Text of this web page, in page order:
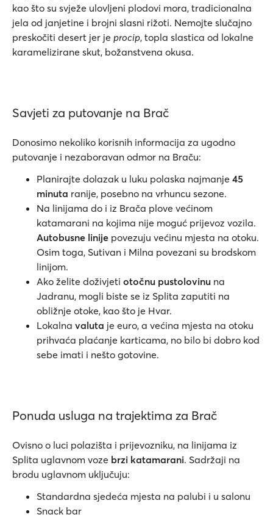
kao što su svježe ulovljeni plodovi mora, tradicionalna
jela od janjetine i brojni slasni rižoti. Nemojte slučajno
preskočiti desert jer je procip, topla slastica od lokalne
karamelizirane skut, božanstvena okusa.
Savjeti za putovanje na Brač
Donosimo nekoliko korisnih informacija za ugodno
putovanje i nezaboravan odmor na Braču:
Planirajte dolazak u luku polaska najmanje 45
minuta ranije, posebno na vrhuncu sezone.
Na linijama do i iz Brača plove većinom
katamarani na kojima nije moguć prijevoz vozila.
Autobusne linije povezuju većinu mjesta na otoku.
Osim toga, Sutivan i Milna povezani su brodskom
linijom.
Ako želite doživjeti otočnu pustolovinu na
Jadranu, mogli biste se iz Splita zaputiti na
obližnje otoke, kao što je Hvar.
Lokalna valuta je euro, a većina mjesta na otoku
prihvaća plaćanje karticama, no bilo bi dobro kod
sebe imati i nešto gotovine.
Ponuda usluga na trajektima za Brač
Ovisno o luci polazišta i prijevozniku, na linijama iz
Splita uglavnom voze brzi katamarani. Sadržaji na
brodu uglavnom uključuju:
Standardna sjedeća mjesta na palubi i u salonu
Snack bar